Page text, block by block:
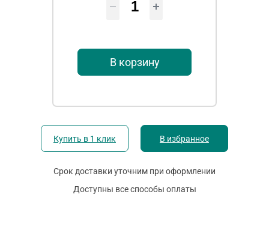
В корзину
Купить в 1 клик В избранное
Срок доставки уточним при оформлении
Доступны все способы оплаты